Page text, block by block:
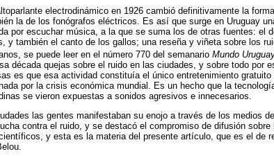
electrodinámico en 1926 cambió definitivamente la
la de los fonógrafos eléctricos. Es así que surge en Uruguay
por escuchar música, a la que se suma los de otras fuentes: el
y también el canto de los gallos; una reseña y viñeta sobre los
se puede leer en el número 770 del semanario Mundo
década quejas sobre el ruido en las ciudades, y sobre todo por
es que esa actividad constituía el único entretenimiento
por la crisis económica mundial. Es un hecho que la
se vieron expuestas a sonidos agresivos e innecesarios.
las gentes manifestaban su enojo a través de los medios
contra el ruido, y se destacó el compromiso de difusión
y esta es la materia del presente artículo, que es el de